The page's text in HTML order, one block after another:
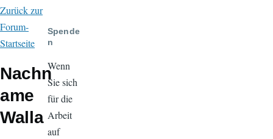
Zurück zur
Forum-
Startseite
Nachn
ame
Walla
Spende
n
Wenn
Sie sich
für die
Arbeit
auf